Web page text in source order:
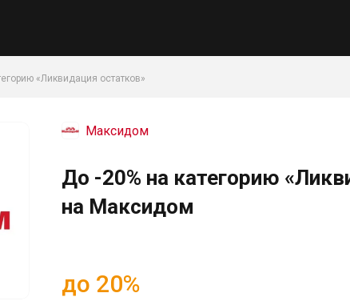
«Ликвидация остатков»
Максидом
До -20% на категорию
на Максидом
до 20%